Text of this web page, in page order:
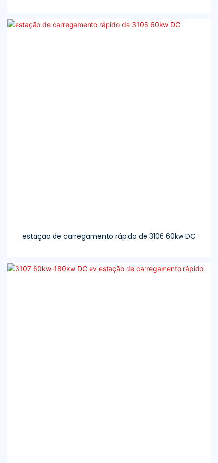
estação de carregamento rápido de 3106 60kw DC